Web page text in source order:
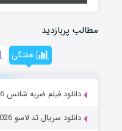
مطالب پربازدید
هفتگی
دانلود فیلم ضربه شانس Lucky Strike 2026
دانلود سریال تد لاسو Ted Lasso 2020-2026